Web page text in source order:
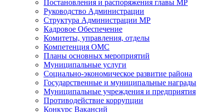
Постановления и распоряжения главы МР
Руководство Администрации
Структура Администрации МР
Кадровое Обеспечение
Комитеты, управления, отделы
Компетенция ОМС
Планы основных мероприятий
Муниципальные услуги
Социально-экономическое развитие района
Государственные и муниципальные награды
Муниципальные учреждения и предприятия
Противодействие коррупции
Конкурс Вакансий